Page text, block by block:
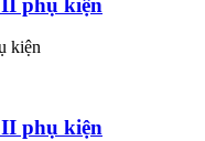
phụ kiện
phụ kiện